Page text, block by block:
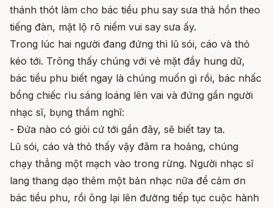
thánh thót làm cho bác tiều phu say sưa thả hồn theo
tiếng đàn, mặt lộ rõ niềm vui say sưa ấy.
Trong lúc hai người đang đứng thì lũ sói, cáo và thỏ
kéo tới. Trông thấy chúng với vẻ mặt đầy hung dữ,
bác tiều phu biết ngay là chúng muốn gì rồi, bác nhấc
bổng chiếc rìu sáng loáng lên vai và đứng gần người
nhạc sĩ, bụng thầm nghĩ:
- Đứa nào có giỏi cứ tới gần đây, sẽ biết tay ta.
Lũ sói, cáo và thỏ thấy vậy đâm ra hoảng, chúng
chạy thẳng một mạch vào trong rừng. Người nhạc sĩ
lang thang dạo thêm một bản nhạc nữa để cảm ơn
bác tiều phu, rồi ông lại lên đường tiếp tục cuộc hành